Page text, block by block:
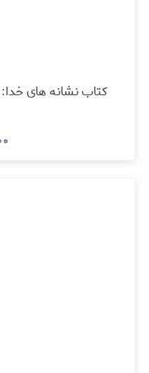
کتاب نشانه های خدا: